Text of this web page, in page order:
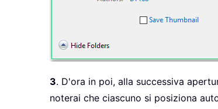
3. D'ora in poi, alla successiva
noterai che ciascuno si posiziona